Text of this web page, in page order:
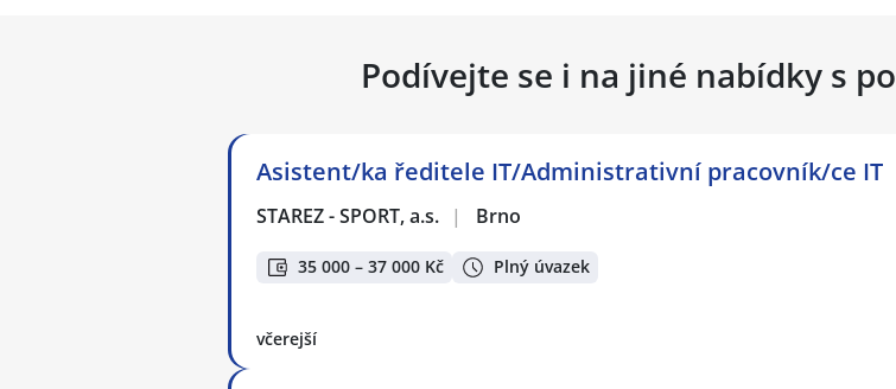
Podívejte se i na jiné nabídky s
Asistent/ka ředitele IT/Administrativní pracovník/ce IT
STAREZ - SPORT, a.s. | Brno
35 000 – 37 000 Kč Plný úvazek
včerejší